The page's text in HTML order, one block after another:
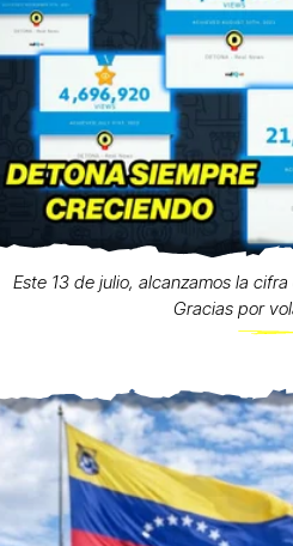
Este 13 de julio, alcanzamos la
Gracias por